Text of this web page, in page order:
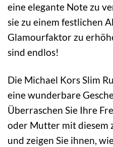
eine elegante Note zu
sie zu einem festlichen
Glamourfaktor zu
sind endlos!
Die Michael Kors Slim
eine wunderbare
Überraschen Sie Ihre
oder Mutter mit diesem
und zeigen Sie ihnen,